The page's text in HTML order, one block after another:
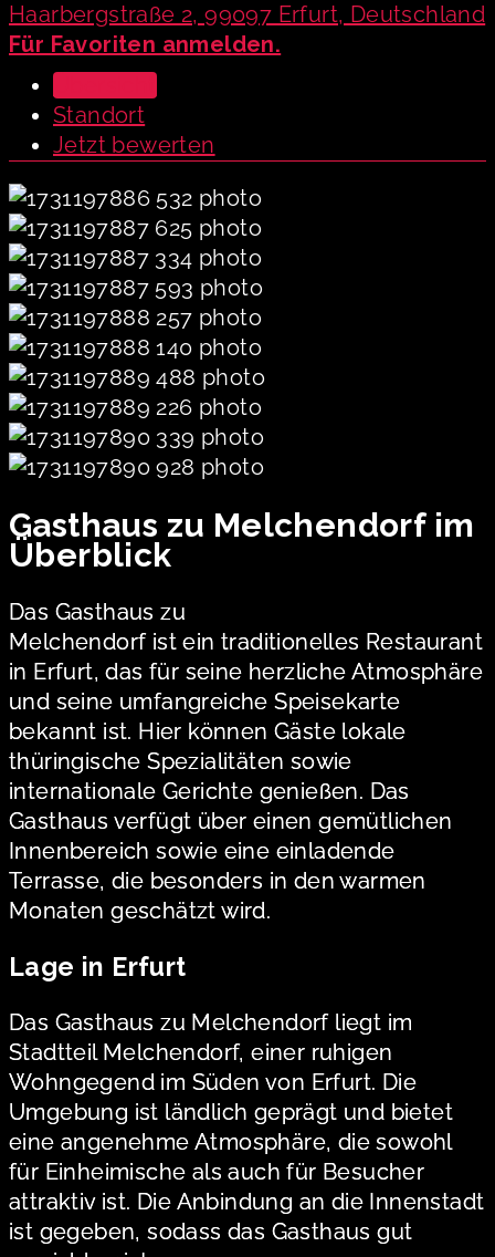
Haarbergstraße 2, 99097 Erfurt, Deutschland
Für Favoriten anmelden.
Standort
Jetzt bewerten
Gasthaus zu Melchendorf im
Überblick
Das Gasthaus zu
Melchendorf ist ein traditionelles Restaurant
in Erfurt, das für seine herzliche Atmosphäre
und seine umfangreiche Speisekarte
bekannt ist. Hier können Gäste lokale
thüringische Spezialitäten sowie
internationale Gerichte genießen. Das
Gasthaus verfügt über einen gemütlichen
Innenbereich sowie eine einladende
Terrasse, die besonders in den warmen
Monaten geschätzt wird.
Lage in Erfurt
Das Gasthaus zu Melchendorf liegt im
Stadtteil Melchendorf, einer ruhigen
Wohngegend im Süden von Erfurt. Die
Umgebung ist ländlich geprägt und bietet
eine angenehme Atmosphäre, die sowohl
für Einheimische als auch für Besucher
attraktiv ist. Die Anbindung an die Innenstadt
ist gegeben, sodass das Gasthaus gut